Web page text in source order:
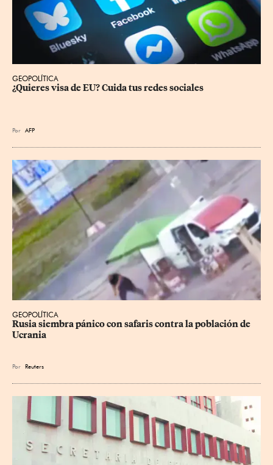
GEOPOLÍTICA
¿Quieres visa de EU? Cuida tus redes sociales
Por AFP
GEOPOLÍTICA
Rusia siembra pánico con safaris contra la población de
Ucrania
Por Reuters